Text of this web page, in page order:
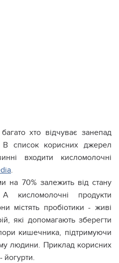
хто відчуває занепад
список корисних джерел
входити кисломолочні
.
на 70% залежить від стану
кисломолочні продукти
містять пробіотики - живі
які допомагають зберегти
кишечника, підтримуючи
людини. Приклад корисних
йогурти.